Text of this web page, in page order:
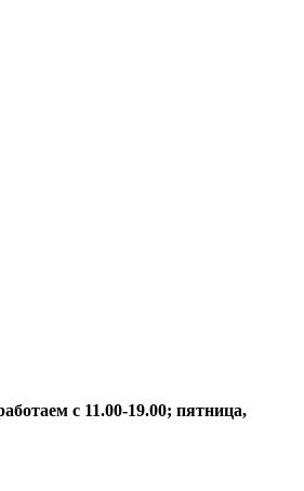
с 11.00-19.00; пятница,